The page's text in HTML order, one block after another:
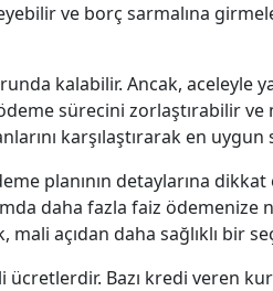
ve borç sarmalına
kalabilir. Ancak, aceleyle
sürecini zorlaştırabilir
karşılaştırarak en
planının detaylarına
daha fazla faiz ödemenize
açıdan daha sağlıklı bir
Bazı kredi veren